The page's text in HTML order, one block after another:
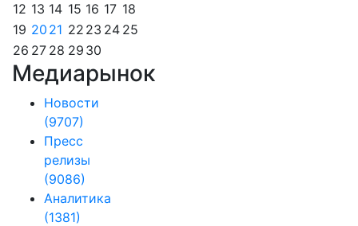
12 13 14 15 16 17 18
19 20 21 22 23 24 25
26 27 28 29 30
Медиарынок
Новости
(9707)
Пресс
релизы
(9086)
Аналитика
(1381)